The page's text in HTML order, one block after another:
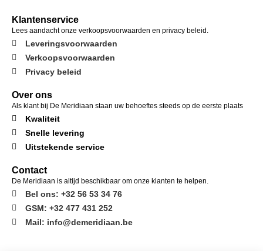
Klantenservice
Lees aandacht onze verkoopsvoorwaarden en privacy beleid.
Leveringsvoorwaarden
Verkoopsvoorwaarden
Privacy beleid
Over ons
Als klant bij De Meridiaan staan uw behoeftes steeds op de eerste plaats
Kwaliteit
Snelle levering
Uitstekende service
Contact
De Meridiaan is altijd beschikbaar om onze klanten te helpen.
Bel ons: +32 56 53 34 76
GSM: +32 477 431 252
Mail: info@demeridiaan.be